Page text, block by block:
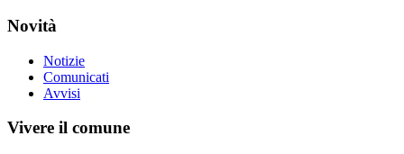
Novità
Notizie
Comunicati
Avvisi
Vivere il comune